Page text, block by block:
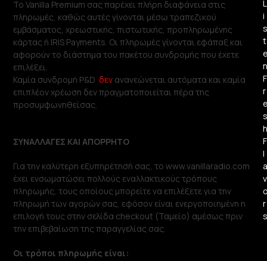
Το Vanilla Premium σας παρέχει πλήρη διαφάνεια στις
πληρωμές, καθώς αυτές γίνονται μέσω τραπεζικού
εμβάσματος, χρεωστικής, πιστωτικής, προπληρωμένης
κάρτας ή IRIS Payments. Οι πληρωμές γίνονται εφάπαξ και
αφορούν το διάστημα του πακέτου συνδρομής που έχετε
επιλέξει.
Καμία συνδρομή P&Dδεν ανανεώνεται αυτόματα και καμία
επιπλέον χρέωση δεν πραγματοποιείται πέρα της
προσυμφωνηθείσας.
ΣΥΝΑΛΛΑΓΕΣ ΚΑΙ ΑΠΟΡΡΗΤΟ
Για την καλύτερη εξυπηρέτησή σας, το www.vanillaradio.com
έχει ενσωματώσει πολλούς εναλλακτικούς τρόπους
πληρωμής, τους οποίους μπορείτε να επιλέξετε για την
πληρωμή των αγορών σας, εφόσον είναι ενεργοποιημένη η
επιλογή τους στην σελίδα checkout (Ταμείο) αμέσως πριν
την επιβεβαίωση της παραγγελίας σας.
Οι τρόποι πληρωμής είναι:
L
i
s
t
n
F
r
s
h
F
l
a
v
r
s